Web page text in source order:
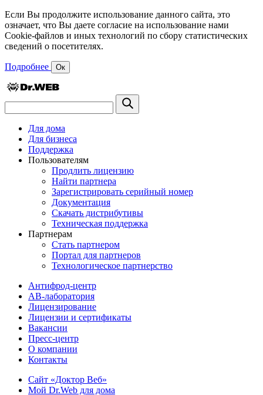
Если Вы продолжите использование данного сайта, это
означает, что Вы даете согласие на использование нами
Cookie-файлов и иных технологий по сбору статистических
сведений о посетителях.
Подробнее Ок
Для дома
Для бизнеса
Поддержка
Пользователям
Продлить лицензию
Найти партнера
Зарегистрировать серийный номер
Документация
Скачать дистрибутивы
Техническая поддержка
Партнерам
Стать партнером
Портал для партнеров
Технологическое партнерство
Антифрод-центр
АВ-лаборатория
Лицензирование
Лицензии и сертификаты
Вакансии
Пресс-центр
О компании
Контакты
Сайт «Доктор Веб»
Мой Dr.Web для дома